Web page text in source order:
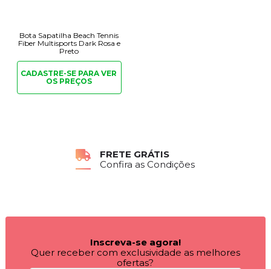
Bota Sapatilha Beach Tennis
Fiber Multisports Dark Rosa e
Preto
CADASTRE-SE PARAVER
OS PREÇOS
FRETE GRÁTIS
Confira as Condições
Inscreva-se agora!
Quer receber com exclusividade as melhores
ofertas?